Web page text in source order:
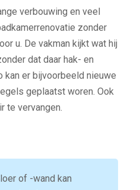
verbouwing en veel
zonder
u. De vakman kijkt wat hij
dat daar hak- en
kan er bijvoorbeeld nieuwe
geplaatst woren. Ook
te vervangen.
of -wand kan